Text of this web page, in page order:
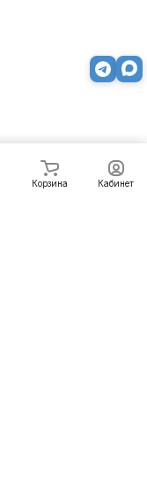
Корзина Кабинет